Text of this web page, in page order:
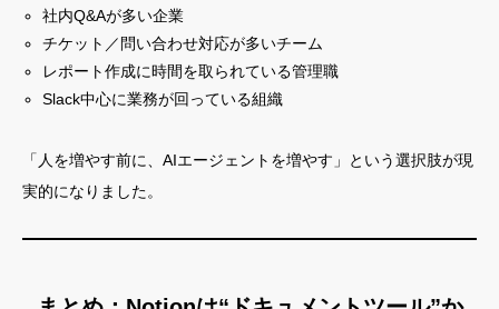
社内Q&Aが多い企業
チケット／問い合わせ対応が多いチーム
レポート作成に時間を取られている管理職
Slack中心に業務が回っている組織
「人を増やす前に、AIエージェントを増やす」という選択肢が現
実的になりました。